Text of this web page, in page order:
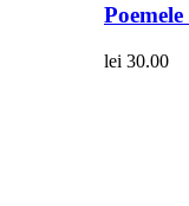
lei 30.00